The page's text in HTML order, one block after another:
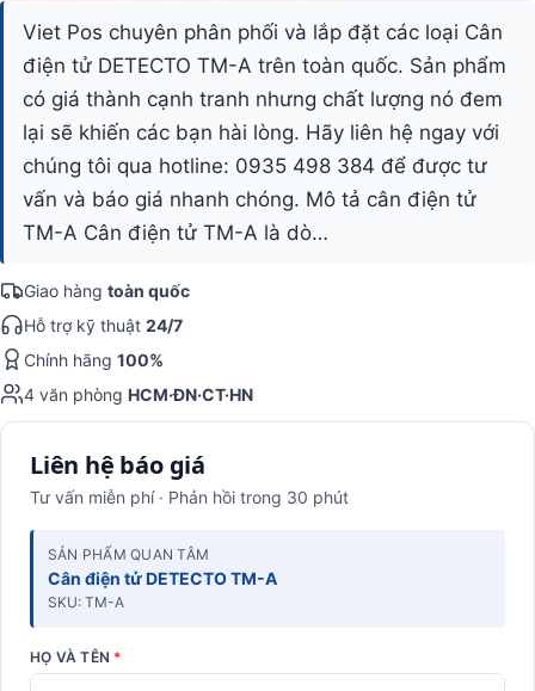
Viet Pos chuyên phân phối và lắp đặt các loại Cân
điện tử DETECTO TM-A trên toàn quốc. Sản phẩm
có giá thành cạnh tranh nhưng chất lượng nó đem
lại sẽ khiến các bạn hài lòng. Hãy liên hệ ngay với
chúng tôi qua hotline: 0935 498 384 để được tư
vấn và báo giá nhanh chóng. Mô tả cân điện tử
TM-A Cân điện tử TM-A là dò…
Giao hàng toàn quốc
Hỗ trợ kỹ thuật 24/7
Chính hãng 100%
4 văn phòng HCM·ĐN·CT·HN
Liên hệ báo giá
Tư vấn miễn phí · Phản hồi trong 30 phút
SẢN PHẨM QUAN TÂM
Cân điện tử DETECTO TM-A
SKU: TM-A
HỌ VÀ TÊN *